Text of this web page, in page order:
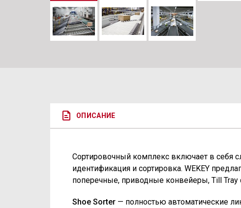
ОПИСАНИЕ
Сортировочный комплекс включает в себя
идентификация и сортировка. WEKEY
поперечные, приводные конвейеры, Till Tray
Shoe Sorter — полностью автоматические